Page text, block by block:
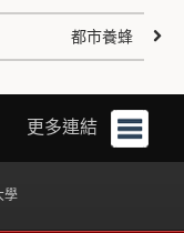
都市養蜂
更多連結
學